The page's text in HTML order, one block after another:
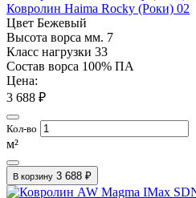
Ковролин Haima Rocky (Роки) 02
Цвет Бежевый
Высота ворса мм. 7
Класс нагрузки 33
Состав ворса 100% ПА
Цена:
3 688 ₽
Кол-во
м²
В корзину 3 688 ₽